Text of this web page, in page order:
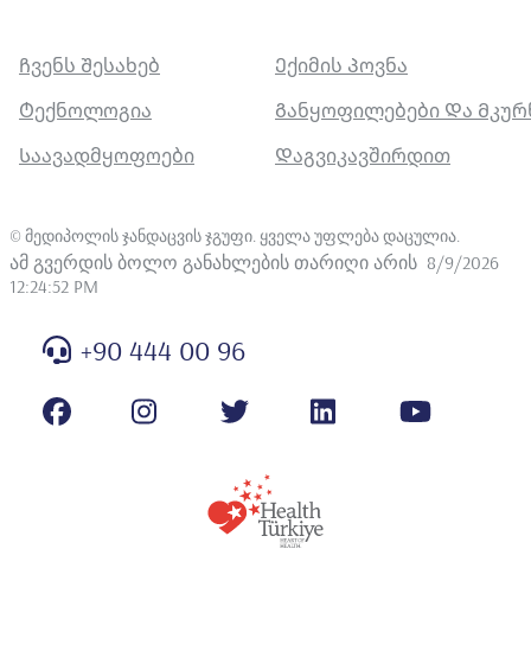
Ჩვენს Შესახებ
Ექიმის Პოვნა
Ტექნოლოგია
Განყოფილებები Და
Საავადმყოფოები
Დაგვიკავშირდით
© მედიპოლის ჯანდაცვის ჯგუფი. ყველა უფლება დაცულია
ამ გვერდის ბოლო განახლების თარიღი არის 8/9/2026
12:24:52 PM
+90 444 00 96